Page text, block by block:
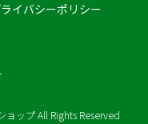
イバシーポリシー
ップ All Rights Reserved